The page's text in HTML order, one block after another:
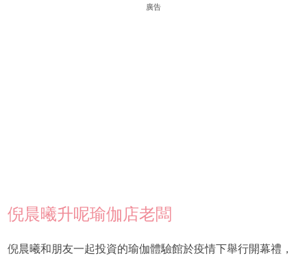
廣告
倪晨曦升呢瑜伽店老闆
倪晨曦和朋友一起投資的瑜伽體驗館於疫情下舉行開幕禮，